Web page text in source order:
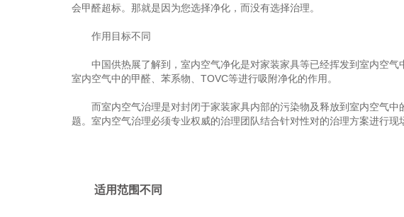
会甲醛超标。那就是因为您选择净化，而没有选择治理。
作用目标不同
中国供热展了解到，室内空气净化是对家装家具等已经挥发到室内空气
室内空气中的甲醛、苯系物、TOVC等进行吸附净化的作用。
而室内空气治理是对封闭于家装家具内部的污染物及释放到室内空气中
题。室内空气治理必须专业权威的治理团队结合针对性对的治理方案进行
适用范围不同